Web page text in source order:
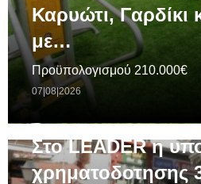
Καρυώτι, Γαρδίκι
με…
Προϋπολογισμού 210.000€
07|08|2026
Στο LEADER η
χρηματοδοτησης